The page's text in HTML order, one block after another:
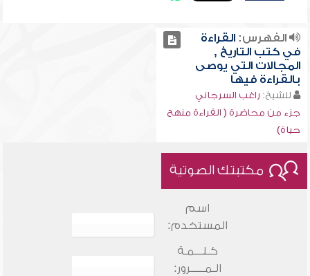
الفهرس:القراءة
في كتب التاريخ ,
المجالات التي يوصى
بالقراءة فيها
للشيخ: راغب السرجاني
جزء من محاضرة ( القراءة منهج
حياة)
مكتبتك الصوتية
اسم
المستخدم:
كـلـــمـة
الـمـــــرور: